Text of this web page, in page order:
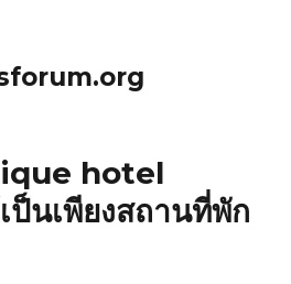
hotel
ป็นเพียงสถานที่พัก